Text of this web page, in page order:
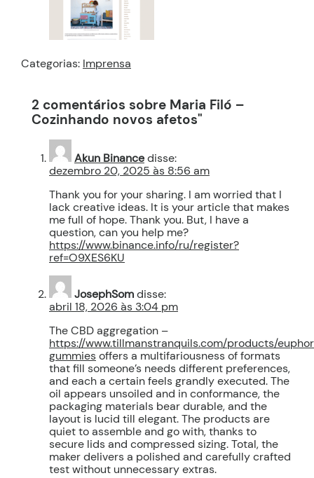
Categorias: Imprensa
2 comentários sobre Maria Filó –
Cozinhando novos afetos"
Akun Binancedisse:
dezembro 20, 2025 às 8:56 am
Thank you for your sharing. I am worried that I
lack creative ideas. It is your article that makes
me full of hope. Thank you. But, I have a
question, can you help me?
https://www.binance.info/ru/register?
ref=O9XES6KU
JosephSomdisse:
abril 18, 2026 às 3:04 pm
The CBD aggregation –
https://www.tillmanstranquils.com/products/
gummiesoffers a multifariousness of formats
that fill someone’s needs different preferences,
and each a certain feels grandly executed. The
oil appears unsoiled and in conformance, the
packaging materials bear durable, and the
layout is lucid till elegant. The products are
quiet to assemble and go with, thanks to
secure lids and compressed sizing. Total, the
maker delivers a polished and carefully crafted
test without unnecessary extras.